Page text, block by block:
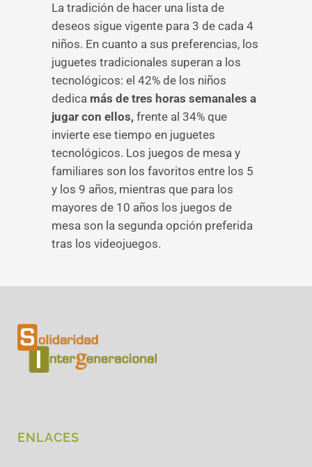
La tradición de hacer una lista de
deseos sigue vigente para 3 de cada 4
niños. En cuanto a sus preferencias, los
juguetes tradicionales superan a los
tecnológicos: el 42% de los niños
dedica más de tres horas semanales a
jugar con ellos, frente al 34% que
invierte ese tiempo en juguetes
tecnológicos. Los juegos de mesa y
familiares son los favoritos entre los 5
y los 9 años, mientras que para los
mayores de 10 años los juegos de
mesa son la segunda opción preferida
tras los videojuegos.
ENLACES